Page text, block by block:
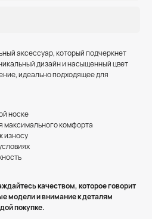
аксессуар, который подчеркнет
дизайн и насыщенный цвет
идеально подходящее для
носке
максимального комфорта
износу
качеством, которое говорит
модели и внимание к деталям
покупке.